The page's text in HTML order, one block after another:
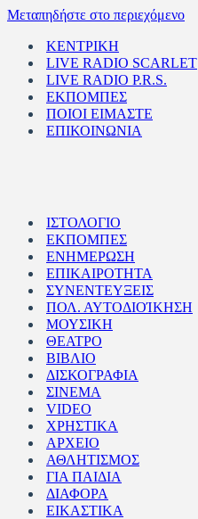
Μεταπηδήστε στο περιεχόμενο
ΚΕΝΤΡΙΚΗ
LIVE RADIO SCARLET
LIVE RADIO P.R.S.
ΕΚΠΟΜΠΕΣ
ΠΟΙΟΙ ΕΙΜΑΣΤΕ
ΕΠΙΚΟΙΝΩΝΙΑ
ΙΣΤΟΛΟΓΙΟ
ΕΚΠΟΜΠΕΣ
ΕΝΗΜΕΡΩΣΗ
ΕΠΙΚΑΙΡΟΤΗΤΑ
ΣΥΝΕΝΤΕΥΞΕΙΣ
ΠΟΛ. ΑΥΤΟΔΙΟΊΚΗΣΗ
ΜΟΥΣΙΚΗ
ΘΕΑΤΡΟ
ΒΙΒΛΙΟ
ΔΙΣΚΟΓΡΑΦΙΑ
ΣΙΝΕΜΑ
VIDEO
ΧΡΗΣΤΙΚΑ
ΑΡΧΕΙΟ
ΑΘΛΗΤΙΣΜΟΣ
ΓΙΑ ΠΑΙΔΙΑ
ΔΙΑΦΟΡΑ
ΕΙΚΑΣΤΙΚΑ